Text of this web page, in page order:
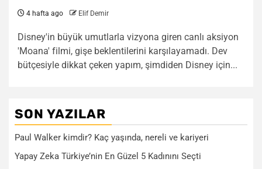
4 hafta ago Elif Demir
Disney'in büyük umutlarla vizyona giren canlı aksiyon
'Moana' filmi, gişe beklentilerini karşılayamadı. Dev
bütçesiyle dikkat çeken yapım, şimdiden Disney için...
SON YAZILAR
Paul Walker kimdir? Kaç yaşında, nereli ve kariyeri
Yapay Zeka Türkiye’nin En Güzel 5 Kadınını Seçti